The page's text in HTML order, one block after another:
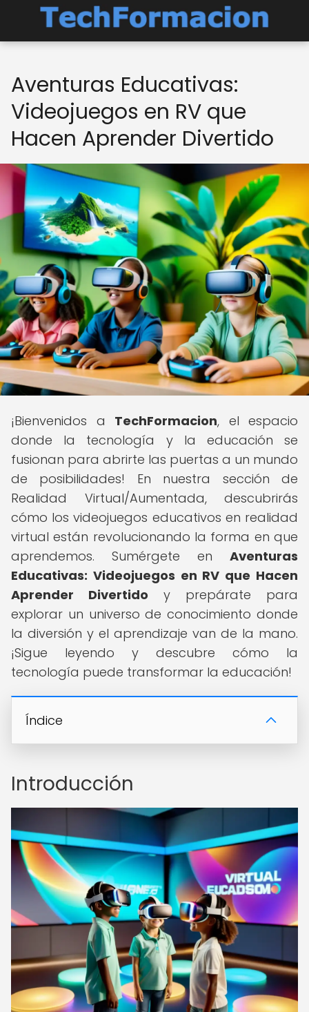
Aventuras Educativas:
Videojuegos en RV que
Hacen Aprender Divertido
¡Bienvenidos a TechFormacion, el espacio
donde la tecnología y la educación se
fusionan para abrirte las puertas a un mundo
de posibilidades! En nuestra sección de
Realidad Virtual/Aumentada, descubrirás
cómo los videojuegos educativos en realidad
virtual están revolucionando la forma en que
aprendemos. Sumérgete en Aventuras
Educativas: Videojuegos en RV que Hacen
Aprender Divertido y prepárate para
explorar un universo de conocimiento donde
la diversión y el aprendizaje van de la mano.
¡Sigue leyendo y descubre cómo la
tecnología puede transformar la educación!
Índice
Introducción